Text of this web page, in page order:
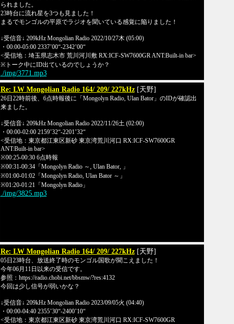
られました。
23時台に流れ星を3つも見ました！
まるでモンゴルの平原でラジオを聞いている感覚に陥りました！
↓受信音↓ 209kHz Mongolian Radio 2022/10/27木 (05:00)
・00:00-05:00 2337’00“-2342’00“
<受信地：埼玉県志木市 荒川河川敷 RX:ICF-SW7600GR ANT:Built-in bar>
※トーク中にID出ているのでしょうか？
./img/3771.mp3
Re: LW Mongolian Radio 164/ 209/ 227kHz [天野]
26日22時前後、6点時報後に「Mongolyn Radio, Ulan Bator」のIDが確認出
来ました。
↓受信音↓ 209kHz Mongolian Radio 2022/11/26土 (02:00)
・00:00-02:00 2159’32“-2201’32“
<受信地：東京都江東区新砂 東京湾荒川河口 RX:ICF-SW7600GR
ANT:Built-in bar>
※00:25-00:30 6点時報
※00:31-00:34「Mongolyn Radio ～, Ulan Bator, 」
※01:00-01:02「Mongolyn Radio, Ulan Bator ～」
※01:20-01:21「Mongolyn Radio」
./img/3825.mp3
Re: LW Mongolian Radio 164/ 209/ 227kHz [天野]
05日23時台、放送終了時のモンゴル国歌が聞こえました！
今年06月11日以来の受信です。
参照：https://radio.chobi.net/bbsmw/?res:4132
今回は少し信号が弱いかな？
↓受信音↓ 209kHz Mongolian Radio 2023/09/05火 (04:40)
・00:00-04:40 2355’30“-2400’10“
<受信地：東京都江東区新砂 東京湾荒川河口 RX:ICF-SW7600GR